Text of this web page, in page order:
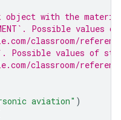
object with the
Possible values
classroom/
Possible values of
classroom/
aviation" )